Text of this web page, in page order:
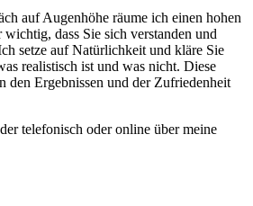
auf Augenhöhe räume ich einen hohen
dass Sie sich verstanden und
setze auf Natürlichkeit und kläre Sie
realistisch ist und was nicht. Diese
den Ergebnissen und der Zufriedenheit
telefonisch oder online über meine